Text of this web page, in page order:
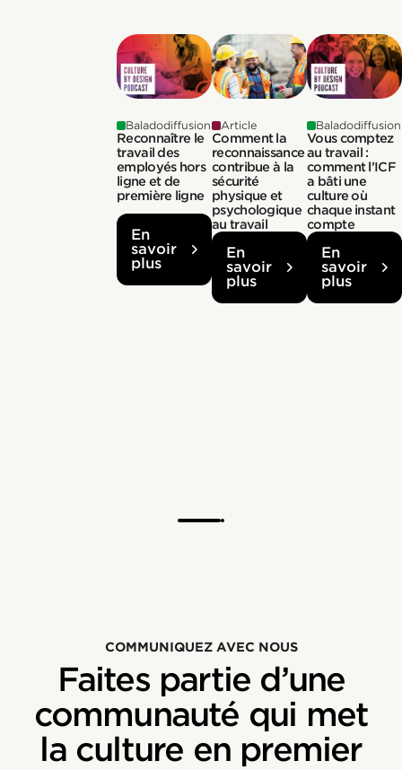
Baladodiffusion
Reconnaître le
travail des
employés hors
ligne et de
première ligne
En
savoir
plus
Article
Comment la
reconnaissance
contribue à la
sécurité
physique et
psychologique
au travail
En
savoir
plus
Baladodiffusion
Vous comptez
au travail :
comment l’ICF
a bâti une
culture où
chaque instant
compte
En
savoir
plus
COMMUNIQUEZ AVEC NOUS
Faites partie d’une
communauté qui met
la culture en premier